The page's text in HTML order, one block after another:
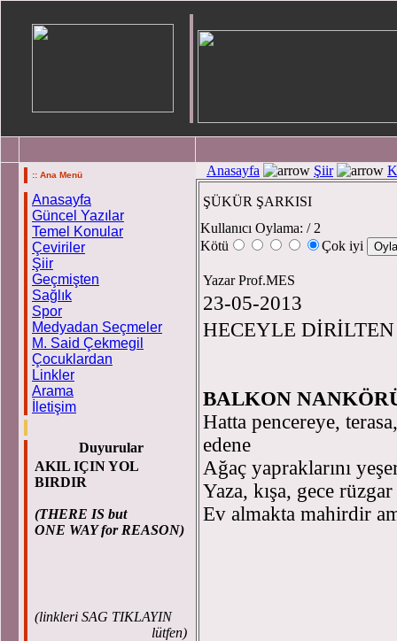
:: Ana Menü
Anasayfa
Güncel Yazılar
Temel Konular
Çeviriler
Şiir
Geçmişten
Sağlık
Spor
Medyadan Seçmeler
M. Said Çekmegil
Çocuklardan
Linkler
Arama
İletişim
Duyurular
AKIL IÇIN YOL
BIRDIR
(THERE IS but
ONE WAY for REASON)
(linkleri SAG TIKLAYIN
lütfen)
Anasayfa Şiir
ŞÜKÜR ŞARKISI
Kullanıcı Oylama: / 2
Kötü
Çok iyi
Yazar Prof.MES
23-05-2013
HECEYLE
BALKON
Hatta pencereye,
edene
Ağaç yapraklarını
Yaza, kışa, gece
Ev almakta mahirdir